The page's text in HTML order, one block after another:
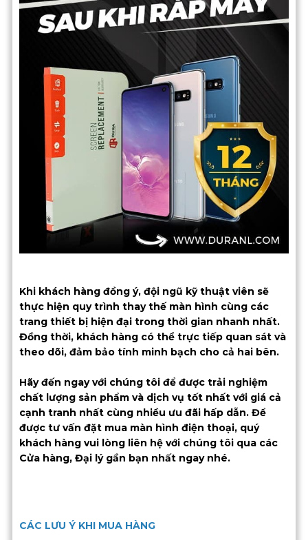
Khi khách hàng đồng ý, đội ngũ kỹ thuật viên sẽ
thực hiện quy trình thay thế màn hình cùng các
trang thiết bị hiện đại trong thời gian nhanh nhất.
Đồng thời, khách hàng có thể trực tiếp quan sát và
theo dõi, đảm bảo tính minh bạch cho cả hai bên.
Hãy đến ngay với chúng tôi để được trải nghiệm
chất lượng sản phẩm và dịch vụ tốt nhất với giá cả
cạnh tranh nhất cùng nhiều ưu đãi hấp dẫn. Để
được tư vấn đặt mua màn hình điện thoại, quý
khách hàng vui lòng liên hệ với chúng tôi qua các
Cửa hàng, Đại lý gần bạn nhất ngay nhé.
CÁC LƯU Ý KHI MUA HÀNG